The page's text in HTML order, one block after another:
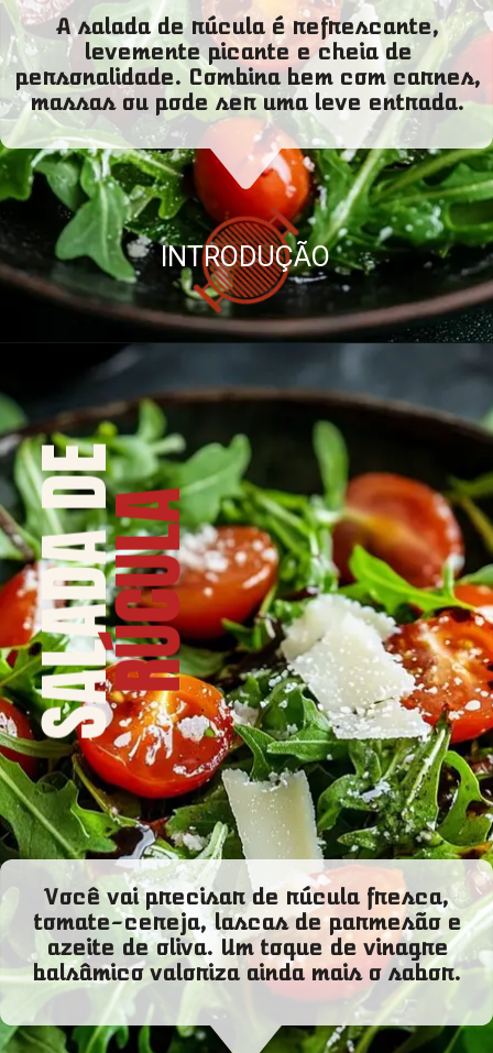
A salada de rúcula é refrescante,
levemente picante e cheia de
personalidade. Combina bem com carnes,
massas ou pode ser uma leve entrada.
INTRODUÇÃO
SALADA DERÚCULA
Você vai precisar de rúcula fresca,
tomate-cereja, lascas de parmesão e
azeite de oliva. Um toque de vinagre
balsâmico valoriza ainda mais o sabor.